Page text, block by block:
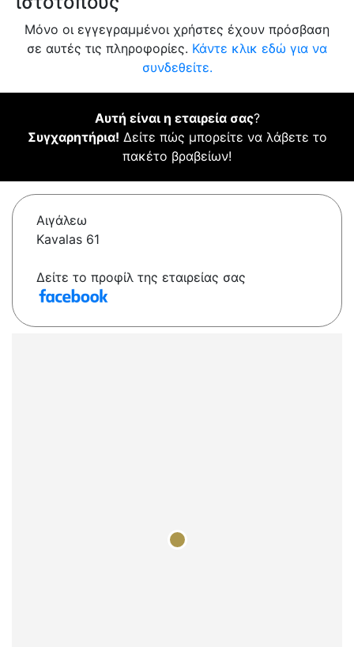
Μόνο οι εγγεγραμμένοι χρήστες έχουν πρόσβαση
σε αυτές τις πληροφορίες. Κάντε κλικ εδώ για να
συνδεθείτε.
Αυτή είναι η εταιρεία σας?
Συγχαρητήρια! Δείτε πώς μπορείτε να λάβετε το
πακέτο βραβείων!
Αιγάλεω
Kavalas 61
Δείτε το προφίλ της εταιρείας σας